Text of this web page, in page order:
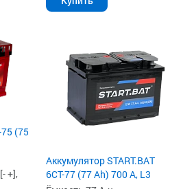
(75
+],
Аккумулятор START.BAT
6СТ-77 (77 Ah) 700 А, L3